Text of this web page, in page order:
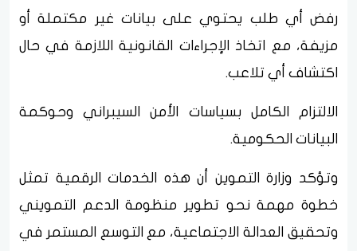
رفض أي طلب يحتوي على بيانات غير مكتملة أو
مزيفة، مع اتخاذ الإجراءات القانونية اللازمة في حال
اكتشاف أي تلاعب.
الالتزام الكامل بسياسات الأمن السيبراني وحوكمة
البيانات الحكومية.
وتؤكد وزارة التموين أن هذه الخدمات الرقمية تمثل
خطوة مهمة نحو تطوير منظومة الدعم التمويني
وتحقيق العدالة الاجتماعية، مع التوسع المستمر في